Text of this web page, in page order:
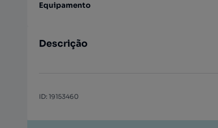
Equipamento
Descrição
ID:19153460